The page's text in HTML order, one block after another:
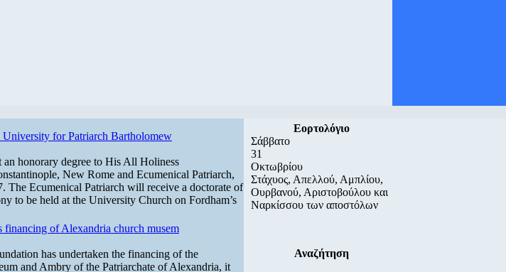
for Patriarch Bartholomew
honorary degree to His All Holiness
New Rome and Ecumenical Patriarch,
The Ecumenical Patriarch will receive a doctorate of
to be held at the University Church on Fordham’s
financing of Alexandria church musem
has undertaken the financing of the
and Ambry of the Patriarchate of Alexandria, it
Εορτολόγιο
Σάββατο
31
Οκτωβρίου
Στάχυος, Απελλού, Αμπλίου,
Ουρβανού, Αριστοβούλου και
Ναρκίσσου των αποστόλων
Αναζήτηση